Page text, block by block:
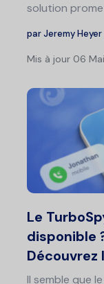
solution
parJeremy Heyer
Mis à jour 06
Le
disponible
Découvrez
Il semble que